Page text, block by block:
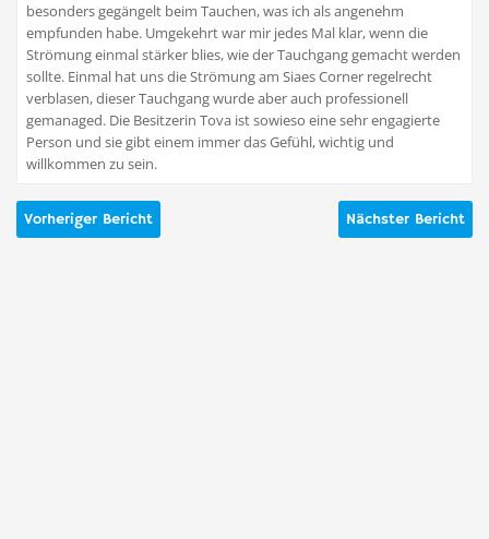
besonders gegängelt beim Tauchen, was ich als angenehm
empfunden habe. Umgekehrt war mir jedes Mal klar, wenn die
Strömung einmal stärker blies, wie der Tauchgang gemacht werden
sollte. Einmal hat uns die Strömung am Siaes Corner regelrecht
verblasen, dieser Tauchgang wurde aber auch professionell
gemanaged. Die Besitzerin Tova ist sowieso eine sehr engagierte
Person und sie gibt einem immer das Gefühl, wichtig und
willkommen zu sein.
Nächster Bericht
Vorheriger Bericht